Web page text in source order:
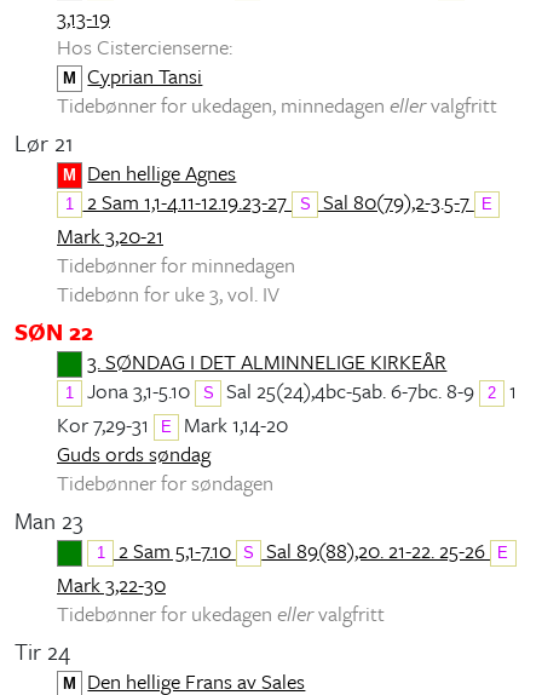
3,13-19
Hos Cistercienserne:
M
Cyprian Tansi
Tidebønner for ukedagen, minnedagen ellervalgfritt
Lør 21
M Den hellige Agnes
1 2 Sam 1,1-4.11-12.19.23-27 S Sal 80(79),2-3.5-7 E
Mark 3,20-21
Tidebønner for minnedagen
Tidebønn for uke 3, vol. IV
SØN 22
3. SØNDAG I DET ALMINNELIGE KIRKEÅR
1 Jona 3,1-5.10 S Sal 25(24),4bc-5ab. 6-7bc. 8-9 2
1
Kor 7,29-31
E
Mark 1,14-20
Guds ords søndag
Tidebønner for søndagen
Man 23
1 2 Sam 5,1-7.10 S Sal 89(88),20. 21-22. 25-26 E
Mark 3,22-30
Tidebønner for ukedagen ellervalgfritt
Tir 24
M Den hellige Frans av Sales